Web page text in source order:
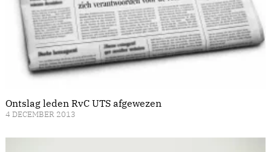
Ontslag leden RvC UTS afgewezen
4 DECEMBER 2013